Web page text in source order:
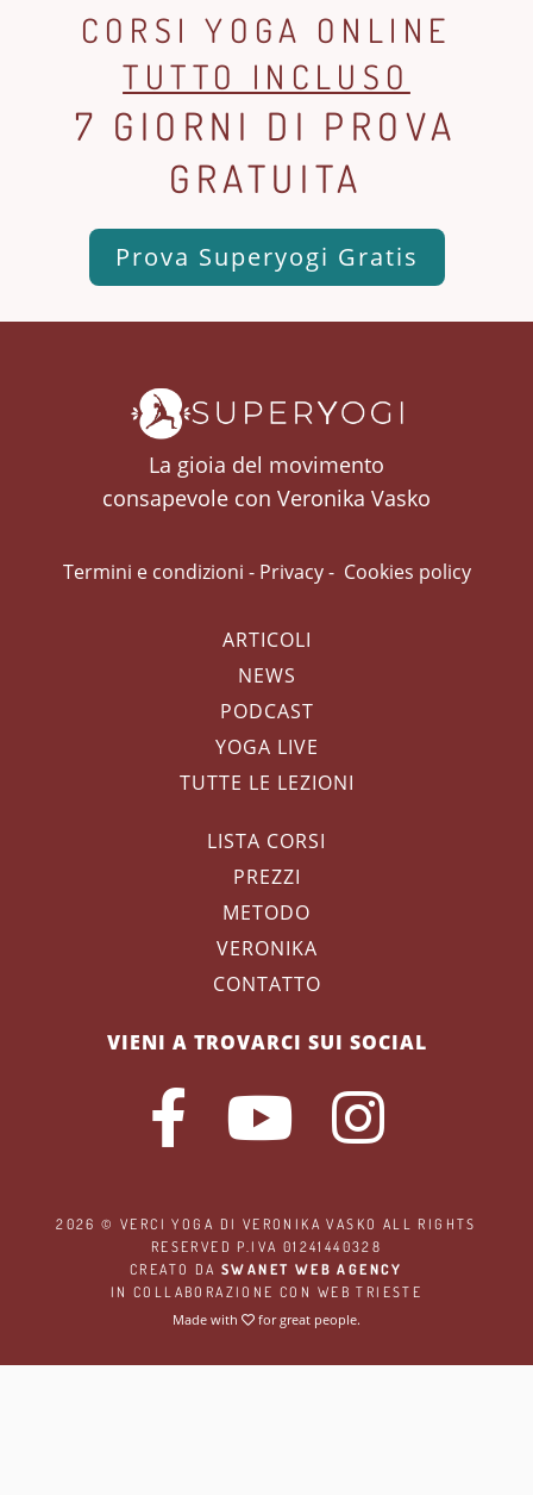
CORSI YOGA ONLINE
TUTTO INCLUSO
7 GIORNI DI PROVA
GRATUITA
Prova Superyogi Gratis
La gioia del movimento
consapevole con Veronika Vasko
Termini e condizioni - Privacy- Cookies policy
ARTICOLI
NEWS
PODCAST
YOGA LIVE
TUTTE LE LEZIONI
LISTA CORSI
PREZZI
METODO
VERONIKA
CONTATTO
VIENI A TROVARCI SUI SOCIAL
2026 ©VERCI YOGA DI VERONIKA VASKO ALL RIGHTS
RESERVED P.IVA 01241440328
CREATO DASWANET WEB AGENCY
IN COLLABORAZIONE CON WEB TRIESTE
Made with
for great people.